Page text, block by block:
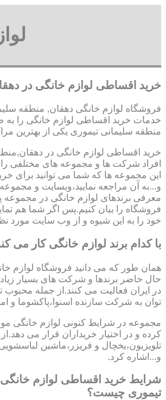
خرید اقساطی لوازم خانگی در
فروشگاه لوازم خانگی دهقان, منطقه
خدمات خرید اقساطی لوازم خانگی را
منطقه سلیمانی تیموری یکی از بهترین مراکز است. 09123069612
خرید اقساطی لوازم خانگی در دهقان,منطقه سلیمانی تیموری
افراد شرکت ها و مجموعه های مختلفی را
این مجموعه ها که شما می توانید برای
و...به آن مراجعه نمایید،وبسایت و
معرفی برندهای لوازم خانگی در مجموعه
فروشگاه را بیان کنیم.پس اگر شما هم
خود را به این شیوه و از وب سایت مورد
با کدام برند لوازم خانگی کار می
همان طور که می دانید فروشگاه لوازم
حال حاضر برندها و شرکت های بسیار
در ایران فعالیت می کنند.از جمله محبوب
توان به شرکت سازنده اسنوا،پاکشوما و
مجموعه در شرایط کنونی لوازم خانگی
کرده و در اختیار خریداران قرار می
تلویزیون،یخچال و فریزر،ماشین
و...اشاره کرد.
شرایط خرید اقساطی لوازم
تیموری چیست؟